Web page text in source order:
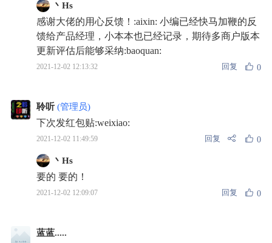
丶Hs
感谢大佬的用心反馈！:aixin: 小编已经快马加鞭的反
馈给产品经理，小本本也已经记录，期待多商户版本
更新评估后能够采纳:baoquan:
2021-12-02 12:13:32 回复 0
聆听 (管理员)
下次发红包贴:weixiao:
2021-12-02 11:49:59 回复 0
丶Hs
要的 要的！
2021-12-02 12:09:07 回复 0
蓝蓝.....